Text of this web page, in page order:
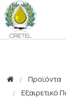
Προϊόντα
Εξαιρετικό